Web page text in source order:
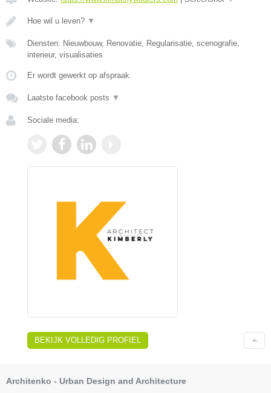
Hoe wil u leven? ▼
Diensten: Nieuwbouw, Renovatie, Regularisatie, scenografie,
interieur, visualisaties
Er wordt gewerkt op afspraak.
Laatste facebook posts ▼
Sociale media:
BEKIJK VOLLEDIG PROFIEL
Architenko - Urban Design and Architecture